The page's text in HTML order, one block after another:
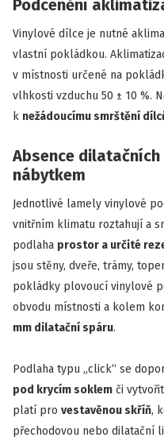
Podcenění
Vinylové dílce je nutné
vlastní pokládkou.
v místnosti určené na
vlhkosti vzduchu 50 ± 10 %.
k nežádoucímu smrštění
Absence
nábytkem
Jednotlivé lamely vinylové
vnitřním klimatu roztahují a
podlaha prostor a určité
jsou stěny, dveře, trámy,
pokládky plovoucí vinylové
obvodu místnosti a kolem
mm dilatační spáru.
Podlaha typu „click“ se
pod krycím soklem či
platí pro vestavěnou skříň,
přechodovou nebo dilatační